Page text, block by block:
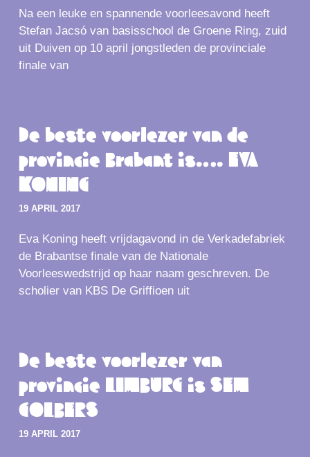
Na een leuke en spannende voorleesavond heeft
Stefan Jacsó van basisschool de Groene Ring, zuid
uit Duiven op 10 april jongstleden de provinciale
finale van
De beste voorlezer van de
provincie Brabant is…. EVA
KONING
19 APRIL 2017
Eva Koning heeft vrijdagavond in de Verkadefabriek
de Brabantse finale van de Nationale
Voorleeswedstrijd op haar naam geschreven. De
scholier van KBS De Griffioen uit
De beste voorlezer van
provincie LIMBURG is SEM
COLBERS
19 APRIL 2017